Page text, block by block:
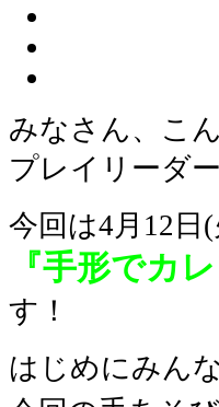
みなさん、こ
プレイリーダ
今回は4月12日
『手形でカ
す！
はじめにみん